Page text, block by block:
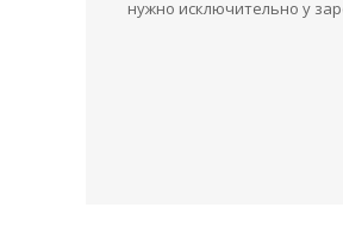
нужно исключительно у